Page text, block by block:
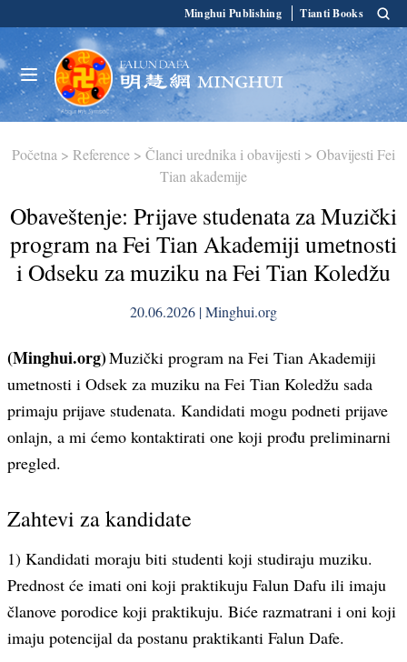
Minghui Publishing Tianti Books
Početna > Reference > Članci urednika i obavijesti > Obavijesti Fei
Tian akademije
Obaveštenje: Prijave studenata za Muzički
program na Fei Tian Akademiji umetnosti
i Odseku za muziku na Fei Tian Koledžu
20.06.2026 | Minghui.org
(Minghui.org)Muzički program na Fei Tian Akademiji
umetnosti i Odsek za muziku na Fei Tian Koledžu sada
primaju prijave studenata. Kandidati mogu podneti prijave
onlajn, a mi ćemo kontaktirati one koji prođu preliminarni
pregled.
Zahtevi za kandidate
1) Kandidati moraju biti studenti koji studiraju muziku.
Prednost će imati oni koji praktikuju Falun Dafu ili imaju
članove porodice koji praktikuju. Biće razmatrani i oni koji
imaju potencijal da postanu praktikanti Falun Dafe.